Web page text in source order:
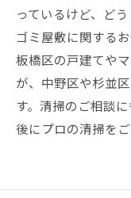
っているけど、ど
ゴミ屋敷に関する
板橋区の戸建てや
が、中野区や杉並
す。清掃のご相談
後にプロの清掃を